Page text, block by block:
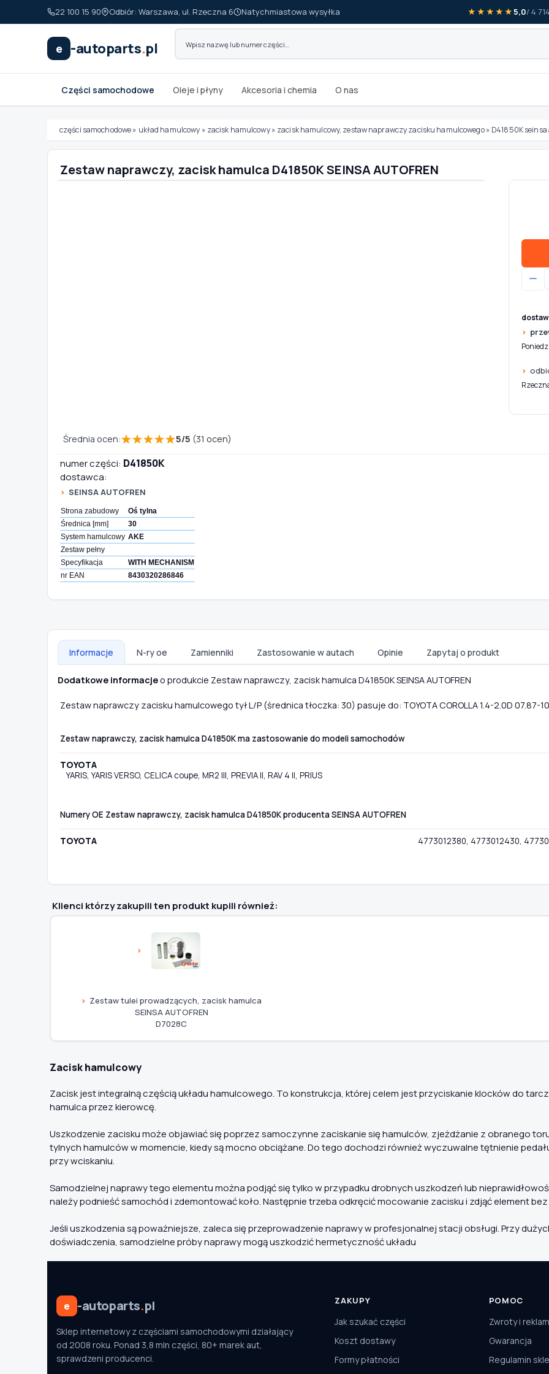
22 100 15 90 Odbiór: Warszawa, ul. Rzeczna 6 Natychmiastowa wysyłka ★★★★★5,0/ 4
e -autoparts.pl
Części samochodowe Oleje i płyny Akcesoria i chemia O nas
Wybierz swój pojazd
części samochodowe» układ hamulcowy » zacisk hamulcowy» zacisk hamulcowy, zestaw naprawczy zacisku hamulcowego» D41850K
Zestaw naprawczy, zacisk hamulca D41850K SEINSA AUTOFREN
Średnia ocen:★★★★★5/5 (31 ocen)
numer części: D41850K
dostawca:
SEINSA AUTOFREN
Strona zabudowy
Oś tylna
Średnica [mm]
30
System hamulcowy AKE
Zestaw pełny
Specyfikacja
WITH MECHANISM
nr EAN
8430320286846
Informacje N-ry oe Zamienniki Zastosowanie w autach Opinie Zapytaj o produkt
Dodatkowe informacjeo produkcie Zestaw naprawczy, zacisk hamulca D41850K SEINSA AUTOFREN
Zestaw naprawczy zacisku hamulcowego tył L/P (średnica tłoczka: 30) pasuje do: TOYOTA COROLLA 1.4-2.0D 07.87-
Zestaw naprawczy, zacisk hamulca D41850K ma zastosowanie do modeli samochodów
TOYOTA
YARIS, YARIS VERSO, CELICA coupe, MR2 III, PREVIA II, RAV 4 II, PRIUS
Numery OE Zestaw naprawczy, zacisk hamulca D41850K producenta SEINSA AUTOFREN
TOYOTA 4773012380, 4773012430,
Klienci którzy zakupili ten produkt kupili również:
Zestaw tulei prowadzących, zacisk hamulca
SEINSA AUTOFREN
D7028C
Zacisk hamulcowy
Zacisk jest integralną częścią układu hamulcowego. To konstrukcja, której celem jest przyciskanie klocków do
hamulca przez kierowcę.
Uszkodzenie zacisku może objawiać się poprzez samoczynne zaciskanie się hamulców, zjeżdżanie z obranego
tylnych hamulców w momencie, kiedy są mocno obciążane. Do tego dochodzi również wyczuwalne tętnienie
przy wciskaniu.
Samodzielnej naprawy tego elementu można podjąć się tylko w przypadku drobnych uszkodzeń lub
należy podnieść samochód i zdemontować koło. Następnie trzeba odkręcić mocowanie zacisku i zdjąć element
Jeśli uszkodzenia są poważniejsze, zaleca się przeprowadzenie naprawy w profesjonalnej stacji obsługi. Przy
doświadczenia, samodzielne próby naprawy mogą uszkodzić hermetyczność układu
e -autoparts.pl
Sklep internetowy z częściami samochodowymi działający
od 2008 roku. Ponad 3,8 mln części, 80+ marek aut,
sprawdzeni producenci.
ZAKUPY
Jak szukać części
Koszt dostawy
Formy płatności
POMOC
Zwroty i
Gwarancja
Regulamin